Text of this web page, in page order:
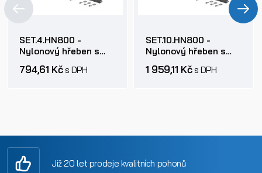
SET.4.HN800 -
Nylonový hřeben s
hmotnosti 800kg
794,61 Kčs DPH
SET.10.HN800 -
Nylonový hřeben s
hmotnosti 800kg
1 959,11 Kčs DPH
Již 20 let prodeje kvalitních pohonů